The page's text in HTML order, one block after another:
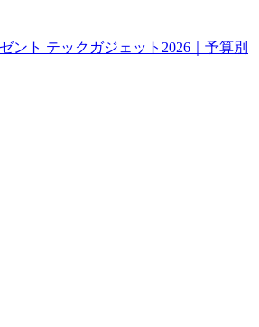
ント テックガジェット2026｜予算別